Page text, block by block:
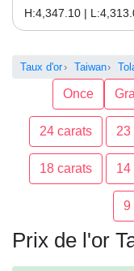
H:4,347.10 |
Taux d'or Taiwan
Once
24 carats 23
18 carats 14
9
Prix de l'or